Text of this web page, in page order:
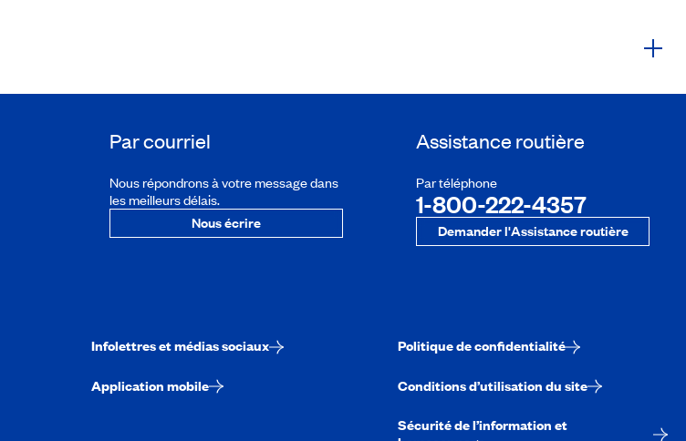
Par courriel
Nous répondrons à votre message dans
les meilleurs délais.
Nous écrire
Assistance routière
Par téléphone
1-800-222-4357
Demander l'Assistance routière
Infolettres et médias sociaux
Application mobile
Politique de confidentialité
Conditions d’utilisation du site
Sécurité de l’information et